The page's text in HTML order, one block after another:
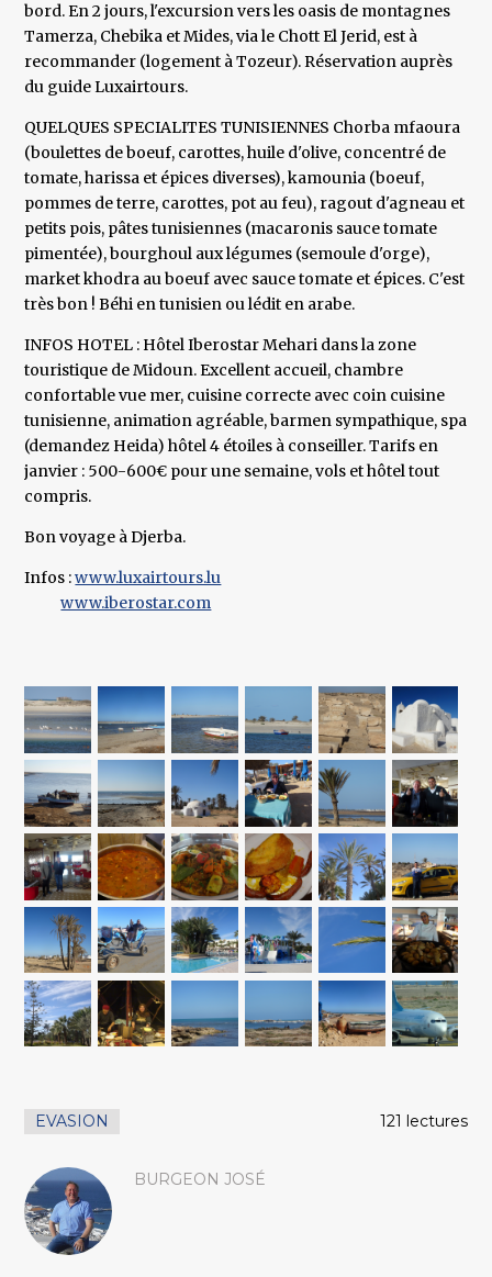
bord. En 2 jours, l'excursion vers les oasis de montagnes
Tamerza, Chebika et Mides, via le Chott El Jerid, est à
recommander (logement à Tozeur). Réservation auprès
du guide Luxairtours.
QUELQUES SPECIALITES TUNISIENNES Chorba mfaoura
(boulettes de boeuf, carottes, huile d'olive, concentré de
tomate, harissa et épices diverses), kamounia (boeuf,
pommes de terre, carottes, pot au feu), ragout d'agneau et
petits pois, pâtes tunisiennes (macaronis sauce tomate
pimentée), bourghoul aux légumes (semoule d'orge),
market khodra au boeuf avec sauce tomate et épices. C'est
très bon ! Béhi en tunisien ou lédit en arabe.
INFOS HOTEL : Hôtel Iberostar Mehari dans la zone
touristique de Midoun. Excellent accueil, chambre
confortable vue mer, cuisine correcte avec coin cuisine
tunisienne, animation agréable, barmen sympathique, spa
(demandez Heida) hôtel 4 étoiles à conseiller. Tarifs en
janvier : 500-600€ pour une semaine, vols et hôtel tout
compris.
Bon voyage à Djerba.
Infos :www.luxairtours.lu
www.iberostar.com
EVASION 121 lectures
BURGEON JOSÉ